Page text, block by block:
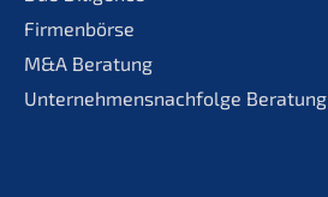
Firmenbörse
M&A Beratung
Unternehmensnachfolge Beratung